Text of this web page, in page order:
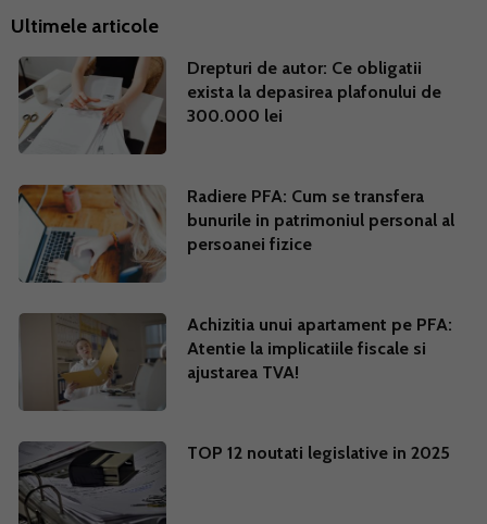
Ultimele articole
Drepturi de autor: Ce obligatii
exista la depasirea plafonului de
300.000 lei
Radiere PFA: Cum se transfera
bunurile in patrimoniul personal al
persoanei fizice
Achizitia unui apartament pe PFA:
Atentie la implicatiile fiscale si
ajustarea TVA!
TOP 12 noutati legislative in 2025